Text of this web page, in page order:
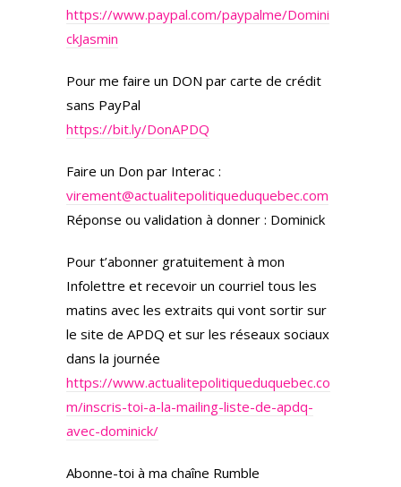
https://www.paypal.com/paypalme/Domini
ckJasmin
Pour me faire un DON par carte de crédit
sans PayPal
https://bit.ly/DonAPDQ
Faire un Don par Interac :
virement@actualitepolitiqueduquebec.com
Réponse ou validation à donner : Dominick
Pour t’abonner gratuitement à mon
Infolettre et recevoir un courriel tous les
matins avec les extraits qui vont sortir sur
le site de APDQ et sur les réseaux sociaux
dans la journée
https://www.actualitepolitiqueduquebec.co
m/inscris-toi-a-la-mailing-liste-de-apdq-
avec-dominick/
Abonne-toi à ma chaîne Rumble